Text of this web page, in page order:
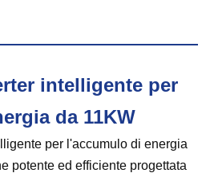
intelligente per
da 11KW
per l'accumulo di energia
potente ed efficiente progettata